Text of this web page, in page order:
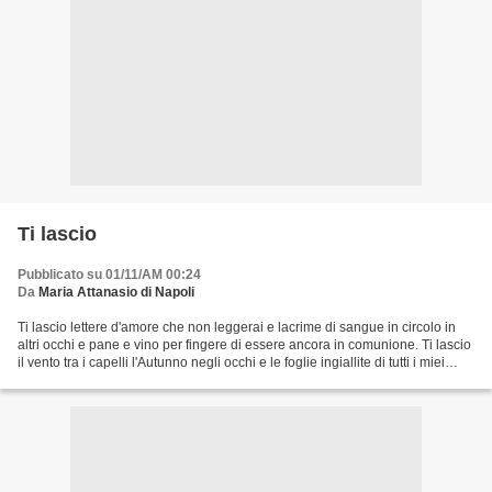
Ti lascio
Pubblicato su 01/11/AM 00:24
Da Maria Attanasio di Napoli
Ti lascio lettere d'amore che non leggerai e lacrime di sangue in circolo in
altri occhi e pane e vino per fingere di essere ancora in comunione. Ti lascio
il vento tra i capelli l'Autunno negli occhi e le foglie ingiallite di tutti i miei